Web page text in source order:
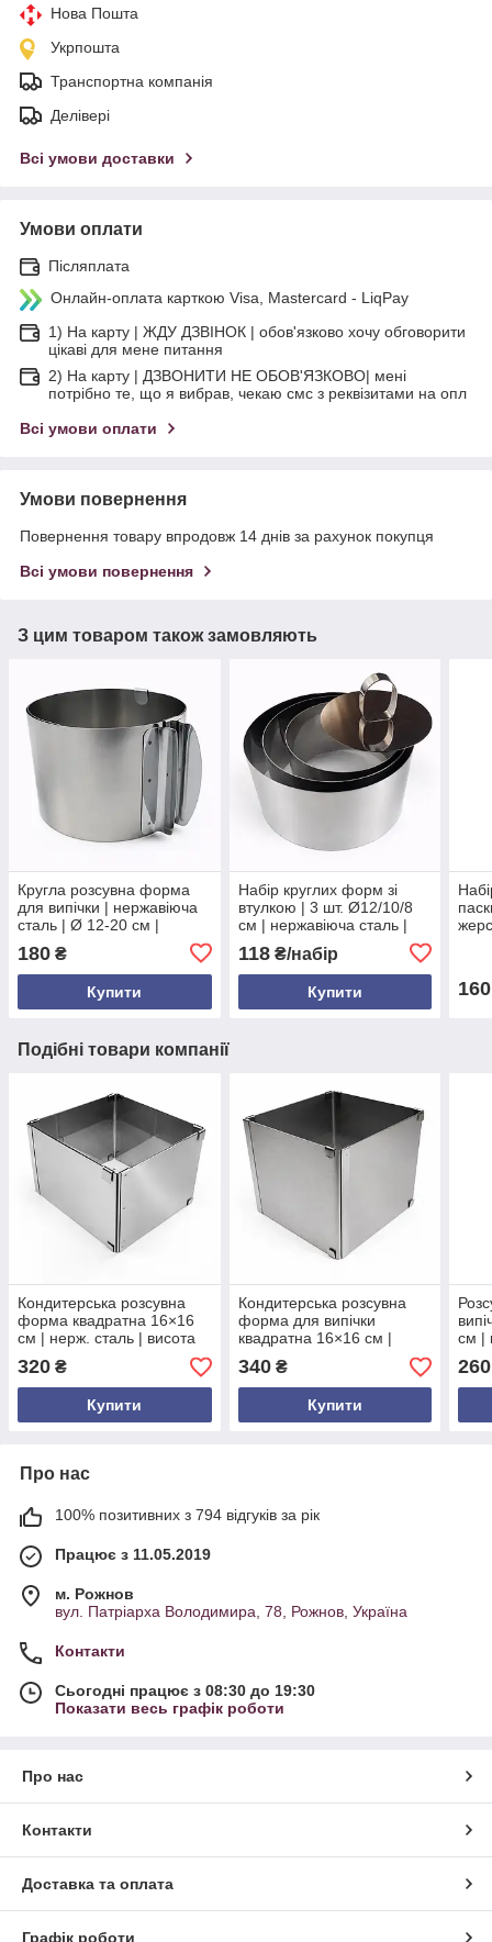
Нова Пошта
Укрпошта
Транспортна компанія
Делівері
Всі умови доставки
Умови оплати
Післяплата
Онлайн-оплата карткою Visa, Mastercard - LiqPay
1) На карту | ЖДУ ДЗВІНОК | обов'язково хочу обговорити
цікаві для мене питання
2) На карту | ДЗВОНИТИ НЕ ОБОВ'ЯЗКОВО| мені
потрібно те, що я вибрав, чекаю смс з реквізитами на опл
Всі умови оплати
Умови повернення
Повернення товару впродовж 14 днів за рахунок покупця
Всі умови повернення
З цим товаром також замовляють
Кругла розсувна форма
для випічки | нержавіюча
сталь | Ø 12-20 см |
розсувна | міцна і
універсальна
180 ₴
Купити
Набір круглих форм зі
втулкою | 3 шт. Ø12/10/8
см | нержавіюча сталь |
висота 4.9 см | для тортів,
салатів, десертів
118₴/набір
Купити 160
Подібні товари компанії
Кондитерська розсувна
форма квадратна 16×16
см | нерж. сталь | висота
28×28 см
320 ₴
Купити
Кондитерська розсувна
форма для випічки
квадратна 16×16 см |
нержавіюча сталь | висота
14 см | розсувається до
28×28 см
340₴
Купити
см |
260
Про нас
100% позитивних з 794 відгуків за рік
Працює з 11.05.2019
м. Рожнов
вул. Патріарха Володимира, 78, Рожнов, Україна
Контакти
Сьогодні працює з 08:30 до 19:30
Показати весь графік роботи
Про нас
Контакти
Доставка та оплата
Графік роботи